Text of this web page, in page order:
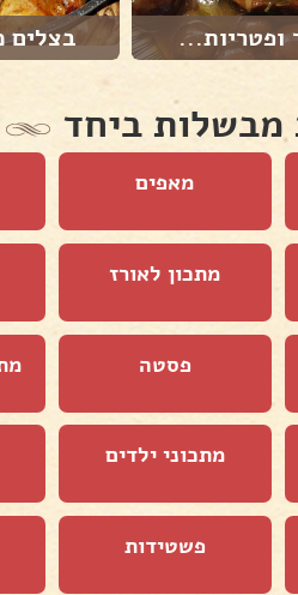
ופטריות... בצלים
מבשלות ביחד
מאפים
מתכון לאורז
פסטה
מתכוני ילדים
פשטידות